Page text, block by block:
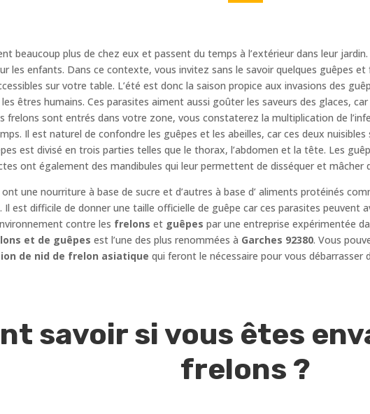
beaucoup plus de chez eux et passent du temps à l’extérieur dans leur
les enfants. Dans ce contexte, vous invitez sans le savoir quelques guêpes
sur votre table. L’été est donc la saison propice aux invasions des
êtres humains. Ces parasites aiment aussi goûter les saveurs des glaces, car
frelons sont entrés dans votre zone, vous constaterez la multiplication de
Il est naturel de confondre les guêpes et les abeilles, car ces deux nuisibles
est divisé en trois parties telles que le thorax, l’abdomen et la tête. Les
ont également des mandibules qui leur permettent de disséquer et mâcher
une nourriture à base de sucre et d’autres à base d’ aliments protéinés
Il est difficile de donner une taille officielle de guêpe car ces parasites
contre les frelons et guêpes par une entreprise expérimentée
et de guêpes est l’une des plus renommées à Garches 92380. Vous
de nid de frelon asiatique qui feront le nécessaire pour vous débarrasser
savoir si vous êtes
frelons ?